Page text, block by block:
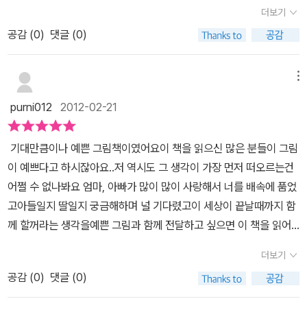
엄마와 아기가 함께 있는 모습을 보면서 마음의 평화를 찾을 것 같네
요불러 주는 게 너무 좋다네요.지금 낮잠을 자는 아이에게 다가가 소곤
소곤 읽어 주고 왔어요. 기린처럼 안아 달래요. 글밥이 많지 않아도
아이의 소중함, 사랑이 많이 많이 전해 오네요.그림도 무척 포근하고
따뜻해요.아이들이 좋아하는 동물들이 더욱 흥미를 북돋우고 있네
요. 한동안 아이가 스스로 글을 읽을 때까지 안고 다닐 거예요.
더보기
공감 (0) 댓글 (0)
purni012 2012-02-21
기대만큼이나 예쁜 그림책이였어요이 책을 읽으신 많은 분들이 그림
이 예쁘다고 하시잖아요..저 역시도 그 생각이 가장 먼저 떠오르는건
어쩔 수 없나봐요 엄마, 아빠가 많이 많이 사랑해서 너를 배속에 품었
고아들일지 딸일지 궁금해하며 널 기다렸고이 세상이 끝날때까지 함
께 할꺼라는 생각을예쁜 그림과 함께 전달하고 싶으면 이 책을 읽어
싶다는 생각에나오길 하루같이 간절이 기다렸었는데어느샌가 아이와
힘든 하루하루를 보내고 있었고 아이를 미워하는 마음을 가진적도 있
었어요 . 반성하게 되네요이 책을 읽으며 아이를 가졌을때의 제 첫마
더보기
공감 (0) 댓글 (0)